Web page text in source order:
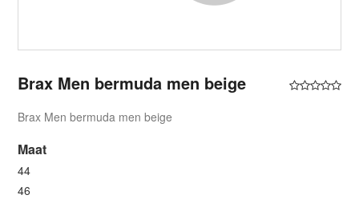
Brax Men bermuda men beige
Brax Men bermuda men beige
Maat
44
46